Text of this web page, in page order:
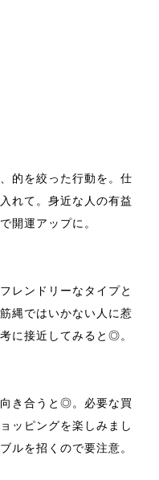
的を絞った行動を。仕
れて。身近な人の有益
開運アップに。
レンドリーなタイプと
縄ではいかない人に惹
に接近してみると◎。
き合うと◎。必要な買
ッピングを楽しみまし
ルを招くので要注意。